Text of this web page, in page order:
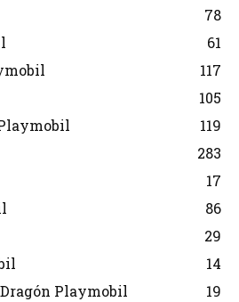
78
61
117
105
119
283
17
86
29
14
Playmobil
19